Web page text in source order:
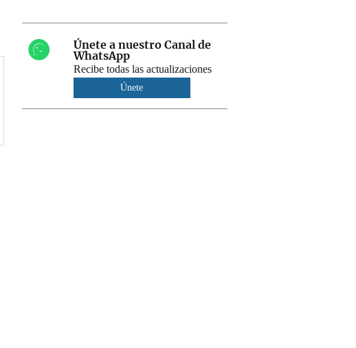
Únete a nuestro Canal de
WhatsApp
Recibe todas las actualizaciones
Únete